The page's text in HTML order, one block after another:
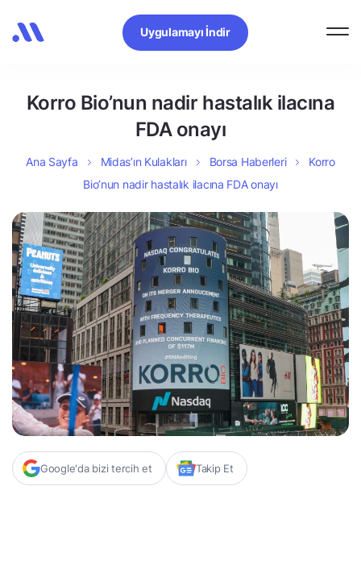
Uygulamayı İndir
Korro Bio’nun nadir hastalık ilacına
FDA onayı
Ana Sayfa Midas’ın Kulakları Borsa Haberleri
Korro
Bio’nun nadir hastalık ilacına FDA onayı
Google'da bizi tercih et Takip Et